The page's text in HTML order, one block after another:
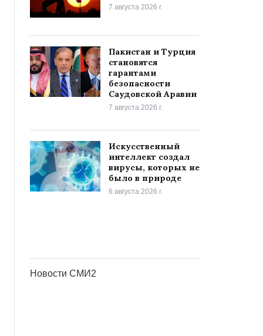
7 августа 2026 г.
Пакистан и Турция
становятся
гарантами
безопасности
Саудовской Аравии
7 августа 2026 г.
Искусственный
интеллект создал
вирусы, которых не
было в природе
6 августа 2026 г.